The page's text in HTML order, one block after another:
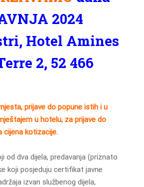
2024
Hotel Amines
2, 52 466
prijave do popune istih i u
u hotelu, za prijave do
cijena kotizacije.
od dva dijela, predavanja (priznato
koji posjeduju certifikat javne
izvan službenog dijela,